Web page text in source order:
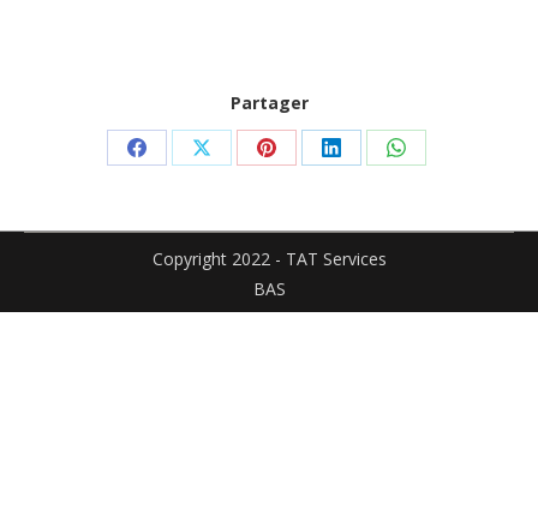
Partager
Partager
Facebook
Partager
X
Partager
Pinterest
Partager
LinkedIn
Partager
WhatsApp
Copyright 2022 - TAT Services
BAS